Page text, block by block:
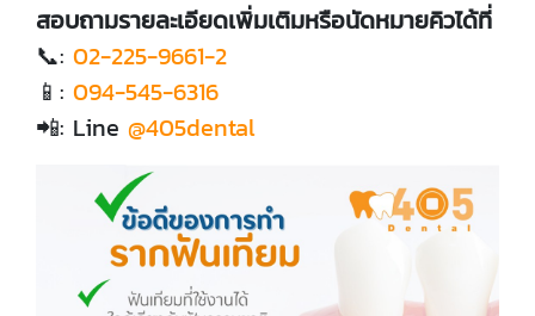
สอบถามรายละเอียดเพิ่มเติมหรือนัดหมายคิวได้ที่
📞: 02-225-9661-2
📱: 094-545-6316
📲: Line @405dental